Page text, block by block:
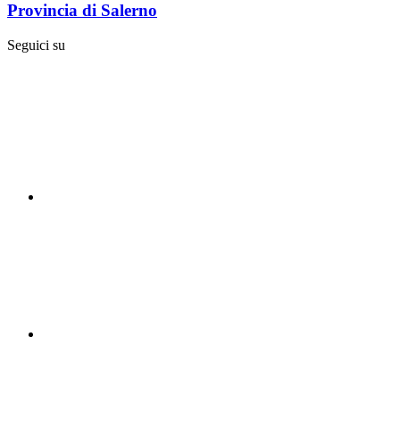
Provincia di Salerno
Seguici su